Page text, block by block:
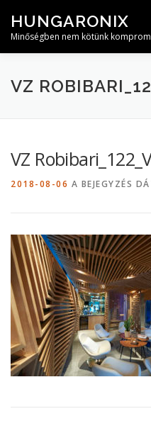
tartalomhoz
HUNGARONIX
Minőségben nem kötünk
VZ
VZ
2018-08-06 A BEJEGYZÉS